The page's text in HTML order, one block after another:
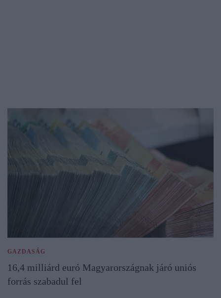
GAZDASÁG
16,4 milliárd euró Magyarországnak járó uniós
forrás szabadul fel